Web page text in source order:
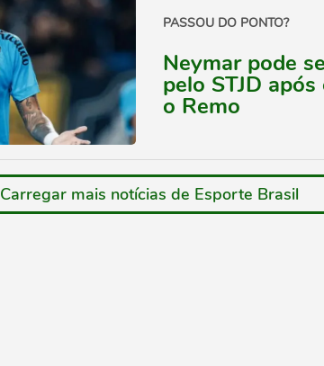
PASSOU DO PONTO?
Neymar pode
pelo STJD
o Remo
Carregar mais notícias de Esporte Brasil